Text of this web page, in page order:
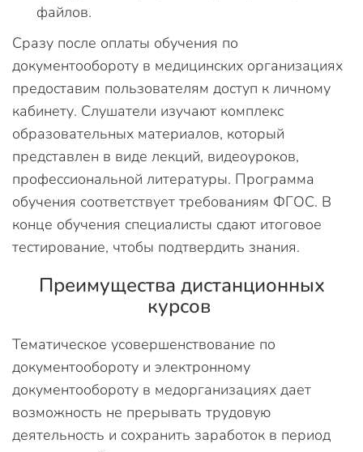
файлов.
Сразу после оплаты обучения по
документообороту в медицинских организациях
предоставим пользователям доступ к личному
кабинету. Слушатели изучают комплекс
образовательных материалов, который
представлен в виде лекций, видеоуроков,
профессиональной литературы. Программа
обучения соответствует требованиям ФГОС. В
конце обучения специалисты сдают итоговое
тестирование, чтобы подтвердить знания.
Преимущества дистанционных
курсов
Тематическое усовершенствование по
документообороту и электронному
документообороту в медорганизациях дает
возможность не прерывать трудовую
деятельность и сохранить заработок в период